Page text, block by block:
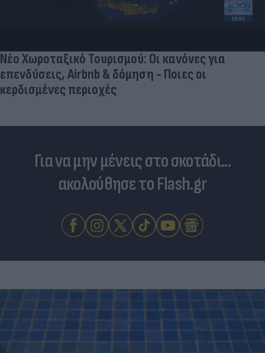
Νέο Χωροταξικό Τουρισμού: Οι κανόνες για
επενδύσεις, Airbnb & δόμηση - Ποιες οι
κερδισμένες περιοχές
Για να μην μένεις στο σκοτάδι...
ακολούθησε το Flash.gr